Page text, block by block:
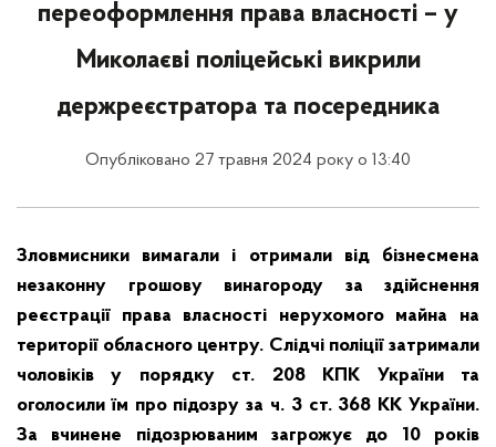
переоформлення права власності – у
Миколаєві поліцейські викрили
держреєстратора та посередника
Опубліковано 27 травня 2024 року о 13:40
Зловмисники вимагали і отримали від бізнесмена
незаконну грошову винагороду за здійснення
реєстрації права власності нерухомого майна на
території обласного центру. Слідчі поліції затримали
чоловіків у порядку ст. 208 КПК України та
оголосили їм про підозру за ч. 3 ст. 368 КК України.
За вчинене підозрюваним загрожує до 10 років